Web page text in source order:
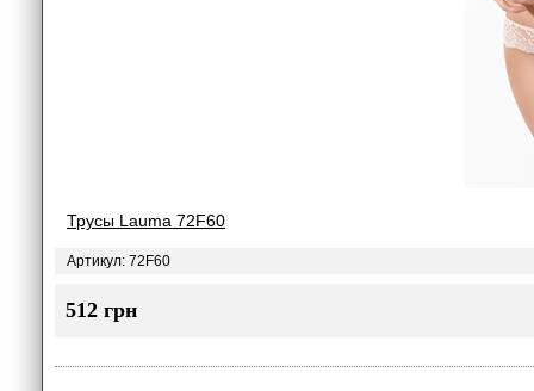
Трусы Lauma 72F60
Артикул: 72F60
512 грн